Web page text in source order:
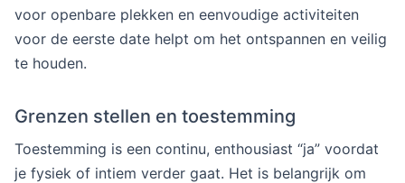
voor openbare plekken en eenvoudige activiteiten
voor de eerste date helpt om het ontspannen en veilig
te houden.
Grenzen stellen en toestemming
Toestemming is een continu, enthousiast “ja” voordat
je fysiek of intiem verder gaat. Het is belangrijk om